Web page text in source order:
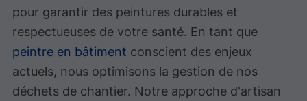
pour garantir des peintures durables et
respectueuses de votre santé. En tant que
peintre en bâtiment conscient des enjeux
actuels, nous optimisons la gestion de nos
déchets de chantier. Notre approche d'artisan